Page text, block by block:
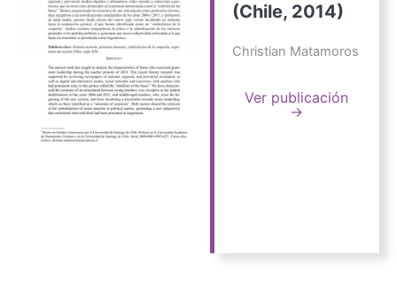
(Chile, 2014)
Christian Matamoros
Ver publicación
→